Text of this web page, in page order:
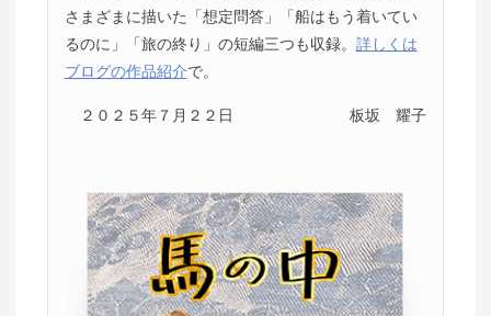
さまざまに描いた「想定問答」「船はもう着いてい
るのに」「旅の終り」の短編三つも収録。 詳しくは
ブログの作品紹介で。
２０２５年７月２２日 板坂 耀子